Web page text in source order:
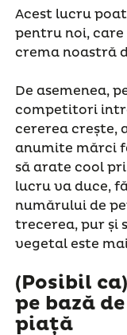
Acest lucru
pentru noi,
crema noastră
De asemenea,
competitori
cererea crește,
anumite mărci
să arate cool
lucru va duce,
numărului de
trecerea, pur și
vegetal este
(Posibil
pe bază
piață